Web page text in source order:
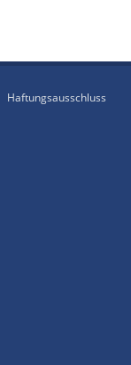
Haftungsausschluss